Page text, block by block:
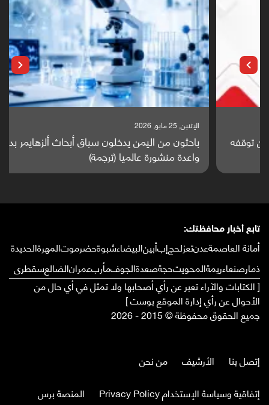
باحثون من اليمن يدخلون سباق أبحاث ألزهايمر بدراسة
واعدة منشورة عالميا (ترجمة)
تابع أخبار محافظتك:
أمانة العاصمةعدنتعزلحجإبأبينالبيضاءشبوةحضرموتالمهرةالحديدة
ذمارصنعاءريمةالمحويتحجةصعدةالجوفمأربعمرانالضالعسقطرى
[ الكتابات والآراء تعبر عن رأي أصحابها ولا تمثل في أي حال من
الأحوال عن رأي إدارة الموقع بوست ]
جميع الحقوق محفوظة © 2015 - 2026
إتصل بنا الأرشيف
من نحن
إتفاقية وسياسة الإستخدام Privacy Policy
المنصة برس